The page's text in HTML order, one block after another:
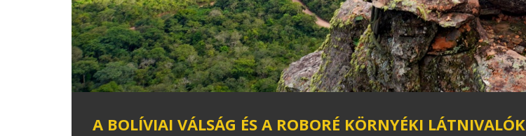
A BOLÍVIAI VÁLSÁG ÉS A ROBORÉ KÖRNYÉKI LÁTNIVALÓK